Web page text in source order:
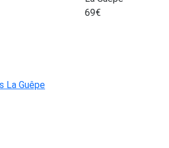
69€
La Guêpe